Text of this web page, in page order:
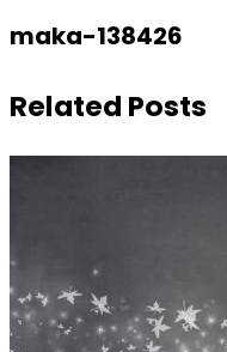
maka-138426
Related Posts